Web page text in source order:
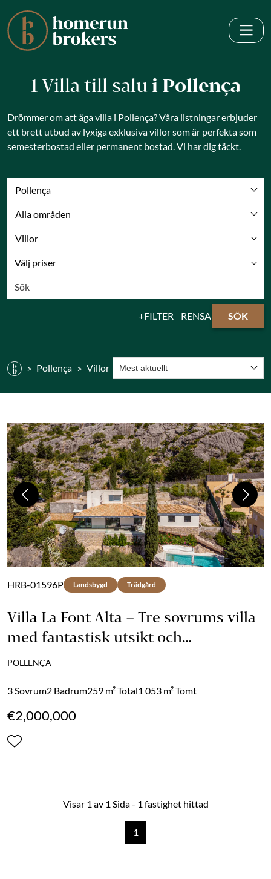
1 Villa till salu i Pollença
Drömmer om att äga villa i Pollença? Våra listningar erbjuder
ett brett utbud av lyxiga exklusiva villor som är perfekta som
semesterbostad eller permanent bostad. Vi har dig täckt.
Pollença
Alla områden
Villor
Välj priser
FILTER RENSA SÖK
Pollença Villor Mest aktuellt
Previous Next
HRB-01596P Landsbygd Trädgård
Villa La Font Alta – Tre sovrums villa
med fantastisk utsikt och
eftertraktad ETV-licens för
POLLENÇA
3 Sovrum2 Badrum259 m² Total1 053 m² Tomt
€2,000,000
Visar 1 av 1 Sida - 1 fastighet hittad
1